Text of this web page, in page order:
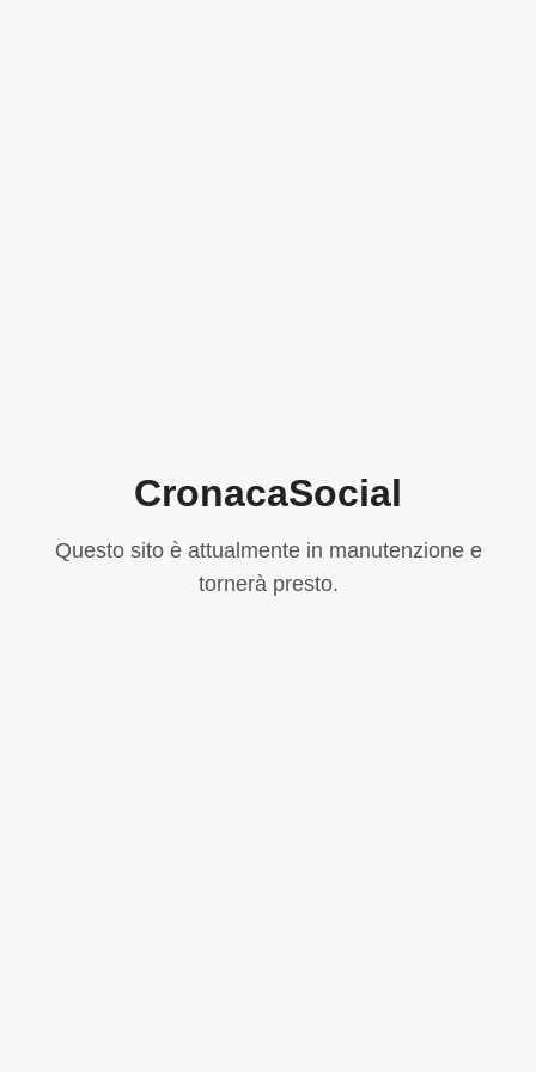
CronacaSocial
Questo sito è attualmente in manutenzione e
tornerà presto.